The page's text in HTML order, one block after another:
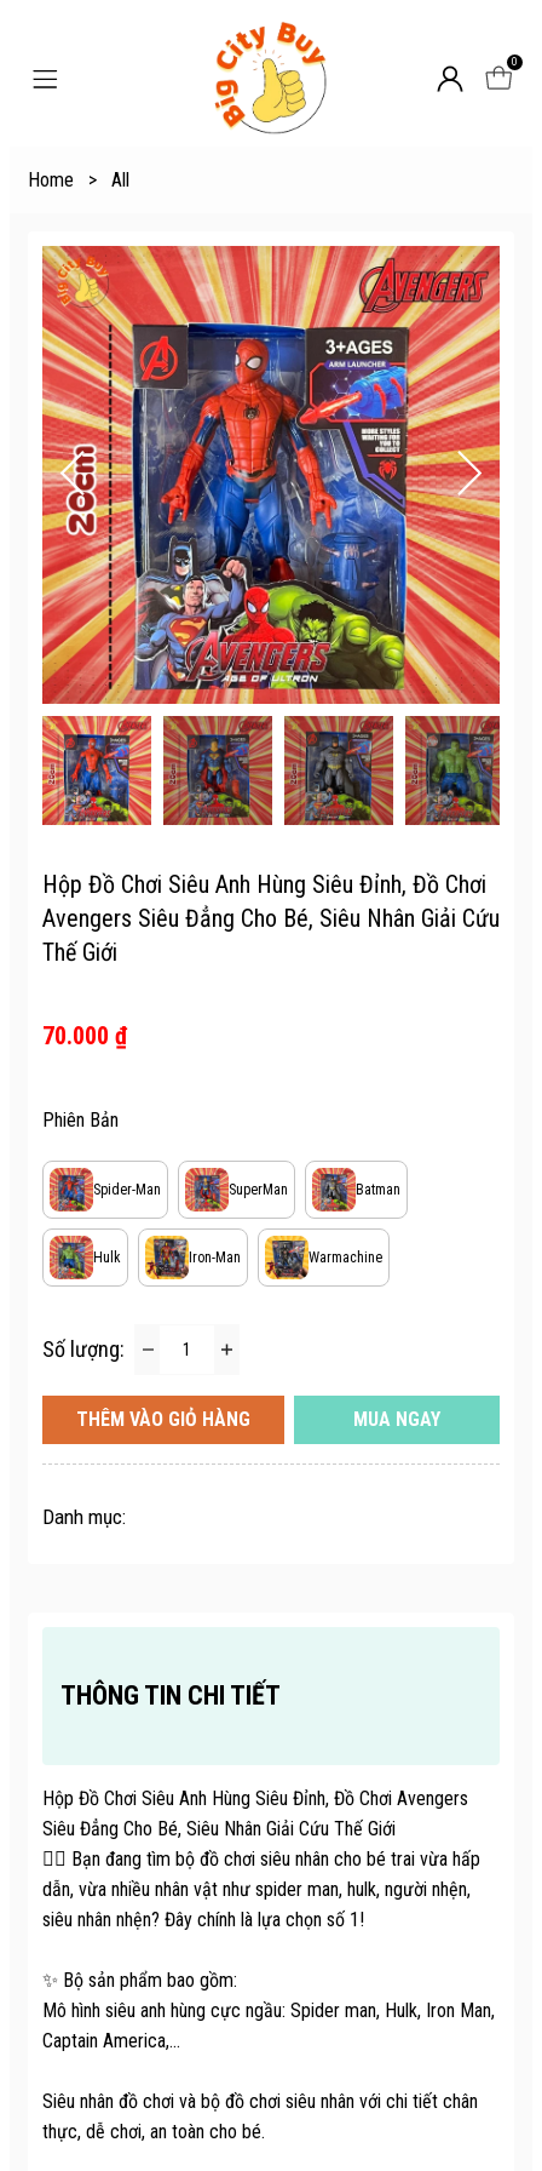
0
Home > All
Hộp Đồ Chơi Siêu Anh Hùng Siêu Đỉnh, Đồ Chơi
Avengers Siêu Đẳng Cho Bé, Siêu Nhân Giải Cứu
Thế Giới
70.000 ₫
Số lượng:
THÊM VÀO GIỎ HÀNG MUA NGAY
Danh mục:
Phiên Bản
Spider-Man SuperMan Batman
Hulk Iron-Man Warmachine
THÔNG TIN CHI TIẾT
Hộp Đồ Chơi Siêu Anh Hùng Siêu Đỉnh, Đồ Chơi Avengers
Siêu Đẳng Cho Bé, Siêu Nhân Giải Cứu Thế Giới
🦸‍♂️ Bạn đang tìm bộ đồ chơi siêu nhân cho bé trai vừa hấp
dẫn, vừa nhiều nhân vật như spider man, hulk, người nhện,
siêu nhân nhện? Đây chính là lựa chọn số 1!
✨ Bộ sản phẩm bao gồm:
Mô hình siêu anh hùng cực ngầu: Spider man, Hulk, Iron Man,
Captain America,...
Siêu nhân đồ chơi và bộ đồ chơi siêu nhân với chi tiết chân
thực, dễ chơi, an toàn cho bé.